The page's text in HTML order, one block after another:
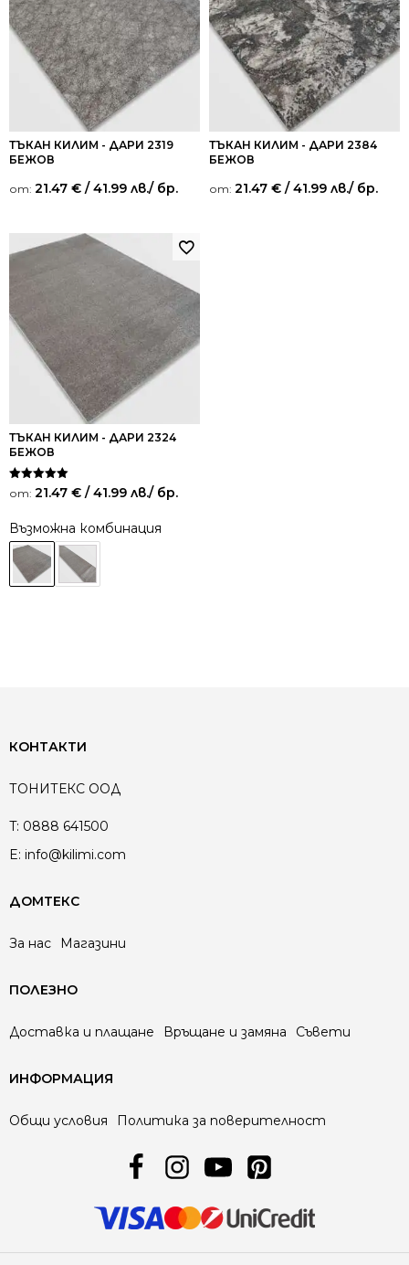
ТЪКАН КИЛИМ - ДАРИ 2319
БЕЖОВ
от: 21.47 € / 41.99 лв./ бр.
ТЪКАН КИЛИМ - ДАРИ 2384
БЕЖОВ
от: 21.47 € / 41.99 лв./ бр.
ТЪКАН КИЛИМ - ДАРИ 2324
БЕЖОВ
Оценено на
5.00
от: 21.47 € / 41.99 лв./ бр.
Възможна комбинация
КОНТАКТИ
ТОНИТЕКС ООД
T: 0888 641500
E: info@kilimi.com
ДОМТЕКС
За нас Магазини
ПОЛЕЗНО
Доставка и плащане Връщане и замяна Съвети
ИНФОРМАЦИЯ
Общи условия Политика за поверителност